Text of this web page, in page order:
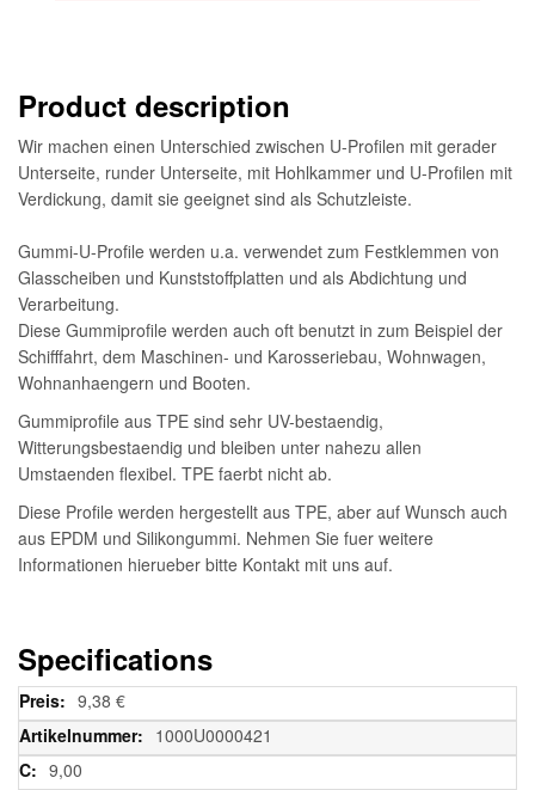
Product description
Wir machen einen Unterschied zwischen U-Profilen mit gerader
Unterseite, runder Unterseite, mit Hohlkammer und U-Profilen mit
Verdickung, damit sie geeignet sind als Schutzleiste.
Gummi-U-Profile werden u.a. verwendet zum Festklemmen von
Glasscheiben und Kunststoffplatten und als Abdichtung und
Verarbeitung.
Diese Gummiprofile werden auch oft benutzt in zum Beispiel der
Schifffahrt, dem Maschinen- und Karosseriebau, Wohnwagen,
Wohnanhaengern und Booten.
Gummiprofile aus TPE sind sehr UV-bestaendig,
Witterungsbestaendig und bleiben unter nahezu allen
Umstaenden flexibel. TPE faerbt nicht ab.
Diese Profile werden hergestellt aus TPE, aber auf Wunsch auch
aus EPDM und Silikongummi. Nehmen Sie fuer weitere
Informationen hierueber bitte Kontakt mit uns auf.
Specifications
Weitere
Informationen
9,38 €
1000U0000421
9,00